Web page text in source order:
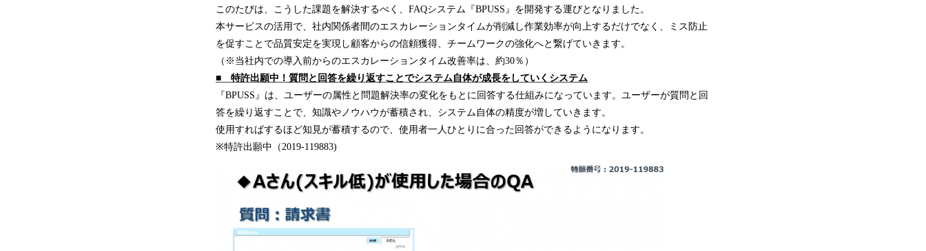
このたびは、こうした課題を解決するべく、FAQシステム『BPUSS』を開発する運びとなりました。
本サービスの活用で、社内関係者間のエスカレーションタイムが削減し作業効率が向上するだけでなく、ミス防止
を促すことで品質安定を実現し顧客からの信頼獲得、チームワークの強化へと繋げていきます。
（※当社内での導入前からのエスカレーションタイム改善率は、約30％）
■
特許出願中！質問と回答を繰り返すことでシステム自体が成長をしていくシステム
『BPUSS』は、ユーザーの属性と問題解決率の変化をもとに回答する仕組みになっています。ユーザーが質問と回
答を繰り返すことで、知識やノウハウが蓄積され、システム自体の精度が増していきます。
使用すればするほど知見が蓄積するので、使用者一人ひとりに合った回答ができるようになります。
※特許出願中（2019-119883)